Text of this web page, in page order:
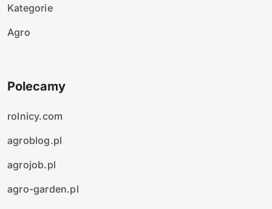
Kategorie
Agro
Polecamy
rolnicy.com
agroblog.pl
agrojob.pl
agro-garden.pl